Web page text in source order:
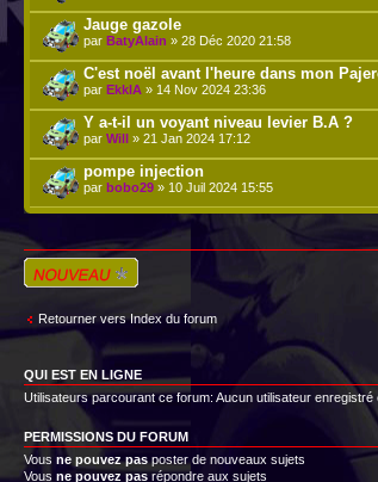
Jauge gazole
par BatyAlain » 28 Déc 2020 21:58
C'est noël avant l'heure dans mon
par EkklA » 14 Nov 2024 23:36
Y a-t-il un voyant niveau levier B.A ?
par Will » 21 Jan 2024 17:12
pompe injection
par bobo29 » 10 Juil 2024 15:55
Écrire un nouveau
sujet
Retourner vers Index du forum
QUI EST EN LIGNE
Utilisateurs parcourant ce forum: Aucun utilisateur enregistré
PERMISSIONS DU FORUM
Vous ne pouvez pas poster de nouveaux sujets
Vous ne pouvez pasrépondre aux sujets